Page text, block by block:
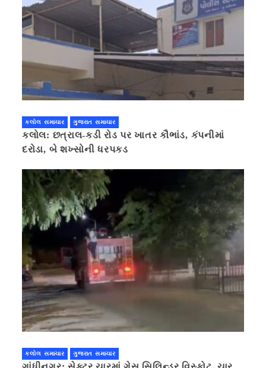
કલોલ સમાચાર ગુજરાત સમાચાર
કલોલ: છત્રાલ-કડી રોડ પર ખાતર કૌભાંડ, કંપનીમાં
દરોડા, બે શખ્સોની ધરપકડ
કલોલ સમાચાર ગુજરાત સમાચાર